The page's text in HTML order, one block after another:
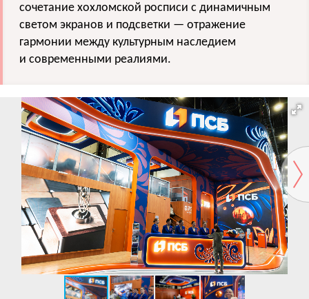
сочетание хохломской росписи с динамичным
светом экранов и подсветки — отражение
гармонии между культурным наследием
и современными реалиями.